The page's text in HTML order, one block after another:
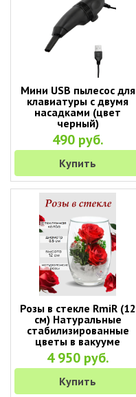
Мини USB пылесос для
клавиатуры с двумя
насадками (цвет
черный)
490 руб.
Купить
Розы в стекле RmiR (12
см) Натуральные
стабилизированные
цветы в вакууме
4 950 руб.
Купить